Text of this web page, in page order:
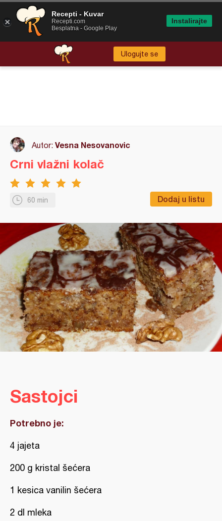
Ulogujte se
Autor: Vesna Nesovanovic
60 min Dodaj u listu
Crni vlažni kolač
Sastojci
Potrebno je:
4 jajeta
200 g kristal šećera
1 kesica vanilin šećera
2 dl mleka
Recepti - Kuvar
Recepti.com
Besplatna - Google Play
Instalirajte